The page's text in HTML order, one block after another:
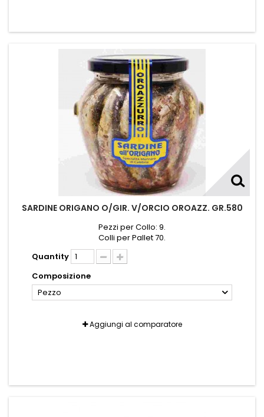
SARDINE ORIGANO O/GIR. V/ORCIO OROAZZ. GR.580
Pezzi per Collo: 9.
Colli per Pallet 70.
Quantity
Composizione
Pezzo
Aggiungi al comparatore